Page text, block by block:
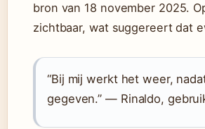
bron van 18 november 2025.
zichtbaar, wat suggereert dat
“Bij mij werkt het weer,
gegeven.” — Rinaldo,